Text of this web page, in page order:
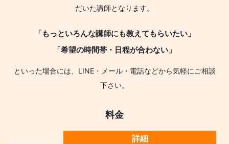
だいた講師となります。
「もっといろんな講師にも教えてもらいたい」
「希望の時間帯・日程が合わない」
といった場合には、LINE・メール・電話などから気軽にご相談
下さい。
料金
詳細